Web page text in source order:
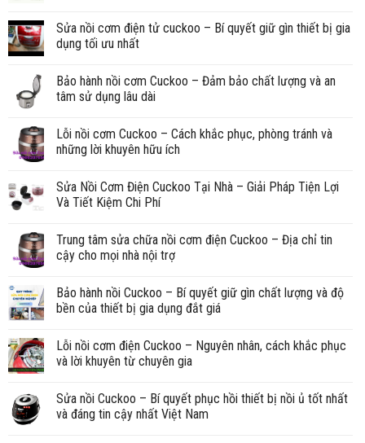
Sửa nồi cơm điện tử cuckoo – Bí quyết giữ gìn thiết bị gia
dụng tối ưu nhất
Bảo hành nồi cơm Cuckoo – Đảm bảo chất lượng và an
tâm sử dụng lâu dài
Lỗi nồi cơm Cuckoo – Cách khắc phục, phòng tránh và
những lời khuyên hữu ích
Sửa Nồi Cơm Điện Cuckoo Tại Nhà – Giải Pháp Tiện Lợi
Và Tiết Kiệm Chi Phí
Trung tâm sửa chữa nồi cơm điện Cuckoo – Địa chỉ tin
cậy cho mọi nhà nội trợ
Bảo hành nồi Cuckoo – Bí quyết giữ gìn chất lượng và độ
bền của thiết bị gia dụng đắt giá
Lỗi nồi cơm điện Cuckoo – Nguyên nhân, cách khắc phục
và lời khuyên từ chuyên gia
Sửa nồi Cuckoo – Bí quyết phục hồi thiết bị nồi ủ tốt nhất
và đáng tin cậy nhất Việt Nam